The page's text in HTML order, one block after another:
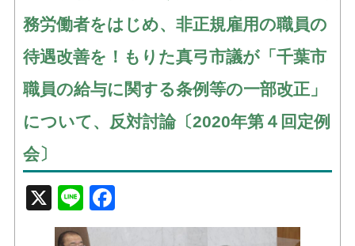
リンク
務労働者をはじめ、非正規雇用の職員の
待遇改善を！もりた真弓市議が「千葉市
職員の給与に関する条例等の一部改正」
について、反対討論〔2020年第４回定例
会〕
X Line